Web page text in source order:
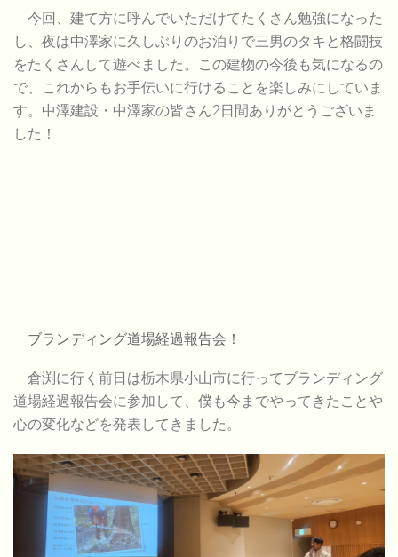
今回、建て方に呼んでいただけてたくさん勉強になった
し、夜は中澤家に久しぶりのお泊りで三男のタキと格闘技
をたくさんして遊べました。この建物の今後も気になるの
で、これからもお手伝いに行けることを楽しみにしていま
す。中澤建設・中澤家の皆さん2日間ありがとうございま
した！
ブランディング道場経過報告会！
倉渕に行く前日は栃木県小山市に行ってブランディング
道場経過報告会に参加して、僕も今までやってきたことや
心の変化などを発表してきました。